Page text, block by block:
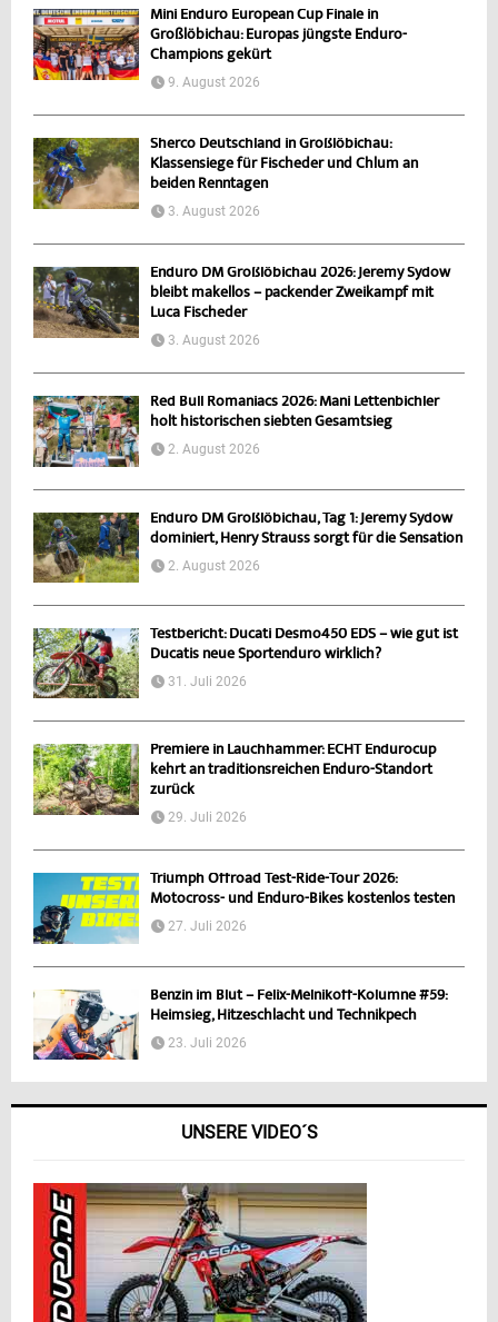
Mini Enduro European Cup Finale in
Großlöbichau: Europas jüngste Enduro-
Champions gekürt
9. August 2026
Sherco Deutschland in Großlöbichau:
Klassensiege für Fischeder und Chlum an
beiden Renntagen
3. August 2026
Enduro DM Großlöbichau 2026: Jeremy Sydow
bleibt makellos – packender Zweikampf mit
Luca Fischeder
3. August 2026
Red Bull Romaniacs 2026: Mani Lettenbichler
holt historischen siebten Gesamtsieg
2. August 2026
Enduro DM Großlöbichau, Tag 1: Jeremy Sydow
dominiert, Henry Strauss sorgt für die Sensation
2. August 2026
Testbericht: Ducati Desmo450 EDS – wie gut ist
Ducatis neue Sportenduro wirklich?
31. Juli 2026
Premiere in Lauchhammer: ECHT Endurocup
kehrt an traditionsreichen Enduro-Standort
zurück
29. Juli 2026
Triumph Offroad Test-Ride-Tour 2026:
Motocross- und Enduro-Bikes kostenlos testen
27. Juli 2026
Benzin im Blut – Felix-Melnikoff-Kolumne #59:
Heimsieg, Hitzeschlacht und Technikpech
23. Juli 2026
UNSERE VIDEO´S